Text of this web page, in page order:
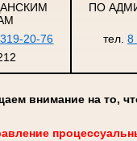
20-76
ПО
тел. 8
внимание на то,